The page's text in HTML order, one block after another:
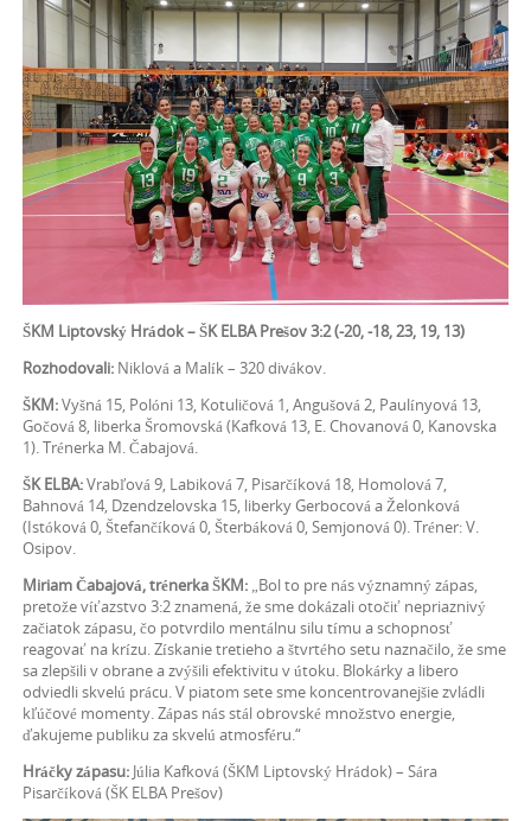
ŠKM Liptovský Hrádok – ŠK ELBA Prešov 3:2 (-20, -18, 23, 19, 13)
Rozhodovali: Niklová a Malík – 320 divákov.
ŠKM:Vyšná 15, Polóni 13, Kotuličová 1, Angušová 2, Paulínyová 13,
Gočová 8, liberka Šromovská (Kafková 13, E. Chovanová 0, Kanovska
1). Trénerka M. Čabajová.
ŠK ELBA:Vrabľová 9, Labiková 7, Pisarčíková 18, Homolová 7,
Bahnová 14, Dzendzelovska 15, liberky Gerbocová a Želonková
(Istóková 0, Štefančíková 0, Šterbáková 0, Semjonová 0). Tréner: V.
Osipov.
Miriam Čabajová, trénerka ŠKM: „Bol to pre nás významný zápas,
pretože víťazstvo 3:2 znamená, že sme dokázali otočiť nepriaznivý
začiatok zápasu, čo potvrdilo mentálnu silu tímu a schopnosť
reagovať na krízu. Získanie tretieho a štvrtého setu naznačilo, že sme
sa zlepšili v obrane a zvýšili efektivitu v útoku. Blokárky a libero
odviedli skvelú prácu. V piatom sete sme koncentrovanejšie zvládli
kľúčové momenty. Zápas nás stál obrovské množstvo energie,
ďakujeme publiku za skvelú atmosféru.“
Hráčky zápasu: Júlia Kafková (ŠKM Liptovský Hrádok) – Sára
Pisarčíková (ŠK ELBA Prešov)